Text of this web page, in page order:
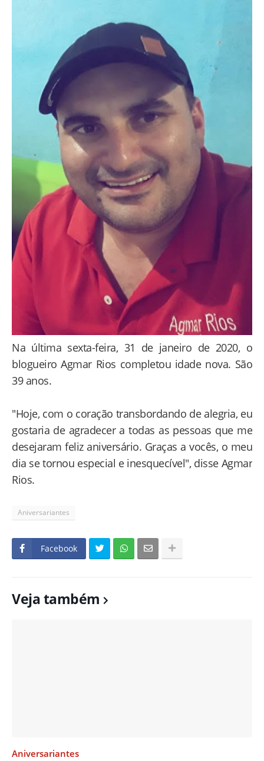
Na última sexta-feira, 31 de janeiro de 2020, o
blogueiro Agmar Rios completou idade nova. São
39 anos.
"Hoje, com o coração transbordando de alegria, eu
gostaria de agradecer a todas as pessoas que me
desejaram feliz aniversário. Graças a vocês, o meu
dia se tornou especial e inesquecível", disse Agmar
Rios.
Aniversariantes
Facebook
Veja também
Aniversariantes